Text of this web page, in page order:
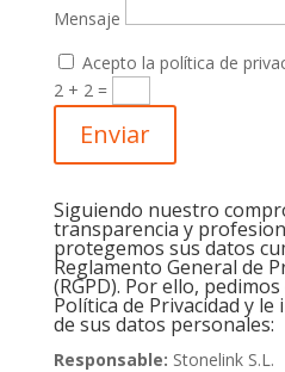
Mensaje
Acepto la política de
2 + 2 =
Enviar
Siguiendo nuestro
transparencia y
protegemos sus datos
Reglamento General de
(RGPD). Por ello,
Política de Privacidad y
de sus datos personales:
Responsable: Stonelink S.L.